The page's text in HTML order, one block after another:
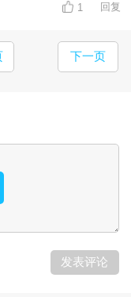
1 回复
下一页
发表评论